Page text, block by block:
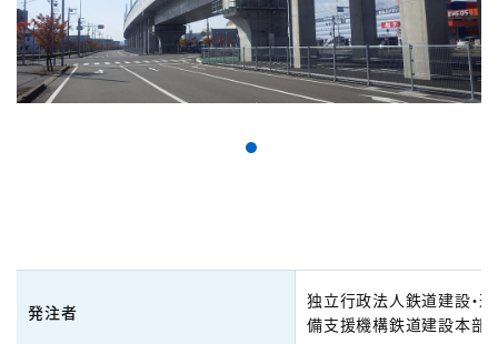
発注者
独立行政法人鉄道建設・
備支援機構鉄道建設本部